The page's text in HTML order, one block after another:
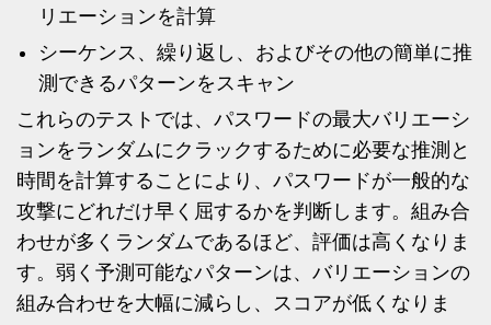
リエーションを計算
シーケンス、繰り返し、およびその他の簡単に推
測できるパターンをスキャン
これらのテストでは、パスワードの最大バリエーシ
ョンをランダムにクラックするために必要な推測と
時間を計算することにより、パスワードが一般的な
攻撃にどれだけ早く屈するかを判断します。組み合
わせが多くランダムであるほど、評価は高くなりま
す。弱く予測可能なパターンは、バリエーションの
組み合わせを大幅に減らし、スコアが低くなりま